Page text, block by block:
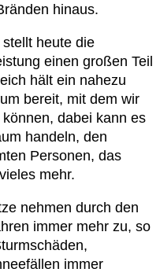
hinaus.
heute die
einen großen Teil
hält ein nahezu
bereit, mit dem wir
dabei kann es
handeln, den
Personen, das
mehr.
nehmen durch den
immer mehr zu, so
immer